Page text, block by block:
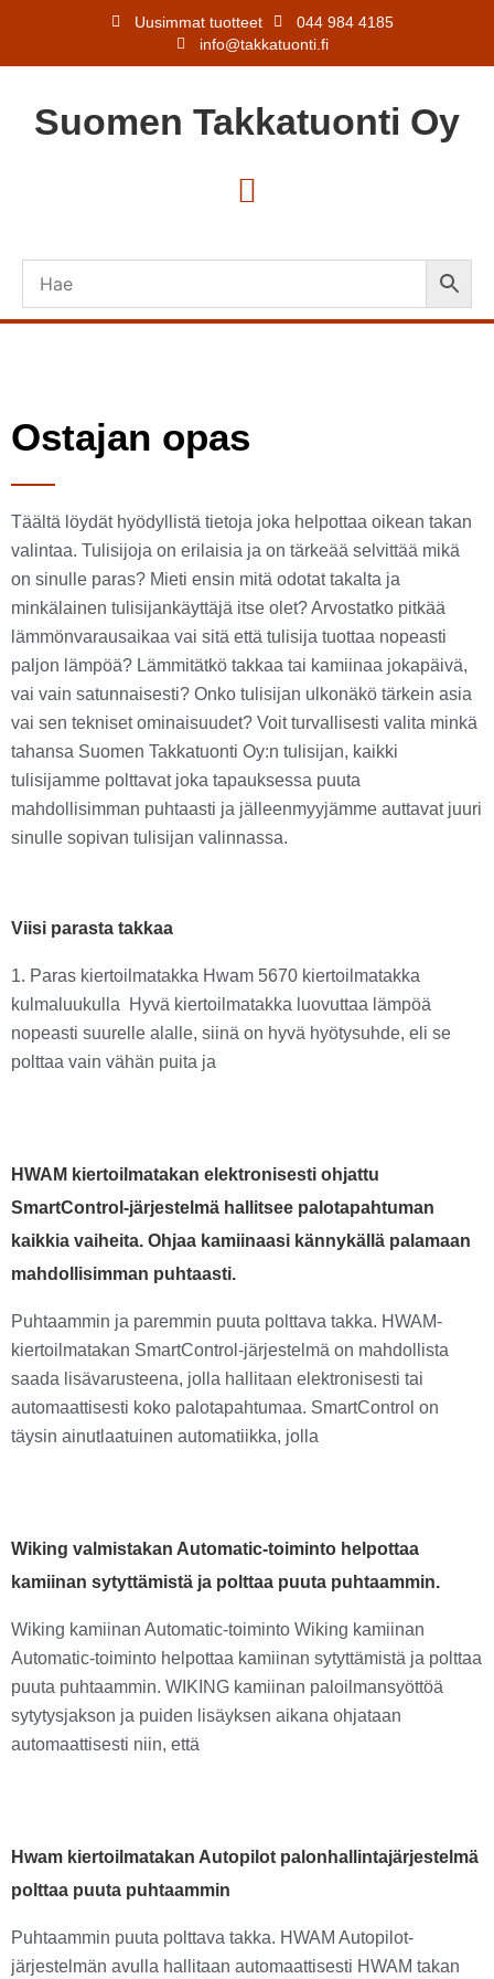
Uusimmat tuotteet
044 984 4185
info@takkatuonti.fi
Suomen Takkatuonti Oy
Ostajan opas
Täältä löydät hyödyllistä tietoja joka helpottaa oikean takan
valintaa. Tulisijoja on erilaisia ja on tärkeää selvittää mikä
on sinulle paras? Mieti ensin mitä odotat takalta ja
minkälainen tulisijankäyttäjä itse olet? Arvostatko pitkää
lämmönvarausaikaa vai sitä että tulisija tuottaa nopeasti
paljon lämpöä? Lämmitätkö takkaa tai kamiinaa jokapäivä,
vai vain satunnaisesti? Onko tulisijan ulkonäkö tärkein asia
vai sen tekniset ominaisuudet? Voit turvallisesti valita minkä
tahansa Suomen Takkatuonti Oy:n tulisijan, kaikki
tulisijamme polttavat joka tapauksessa puuta
mahdollisimman puhtaasti ja jälleenmyyjämme auttavat juuri
sinulle sopivan tulisijan valinnassa.
Viisi parasta takkaa
1. Paras kiertoilmatakka Hwam 5670 kiertoilmatakka
kulmaluukulla Hyvä kiertoilmatakka luovuttaa lämpöä
nopeasti suurelle alalle, siinä on hyvä hyötysuhde, eli se
polttaa vain vähän puita ja
HWAM kiertoilmatakan elektronisesti ohjattu
SmartControl-järjestelmä hallitsee palotapahtuman
kaikkia vaiheita. Ohjaa kamiinaasi kännykällä palamaan
mahdollisimman puhtaasti.
Puhtaammin ja paremmin puuta polttava takka. HWAM-
kiertoilmatakan SmartControl-järjestelmä on mahdollista
saada lisävarusteena, jolla hallitaan elektronisesti tai
automaattisesti koko palotapahtumaa. SmartControl on
täysin ainutlaatuinen automatiikka, jolla
Wiking valmistakan Automatic-toiminto helpottaa
kamiinan sytyttämistä ja polttaa puuta puhtaammin.
Wiking kamiinan Automatic-toiminto Wiking kamiinan
Automatic-toiminto helpottaa kamiinan sytyttämistä ja polttaa
puuta puhtaammin. WIKING kamiinan paloilmansyöttöä
sytytysjakson ja puiden lisäyksen aikana ohjataan
automaattisesti niin, että
Hwam kiertoilmatakan Autopilot palonhallintajärjestelmä
polttaa puuta puhtaammin
Puhtaammin puuta polttava takka. HWAM Autopilot-
järjestelmän avulla hallitaan automaattisesti HWAM takan